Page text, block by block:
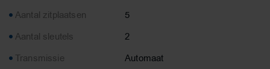
Aantal zitplaatsen
5
Aantal sleutels
2
Transmissie
Automaat